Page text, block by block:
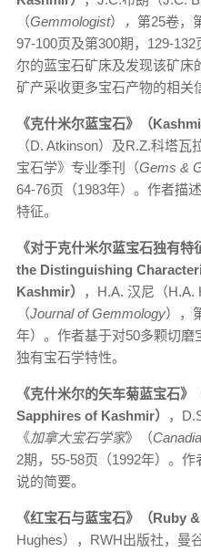
（Gemmologist） ， 第25卷，
97-100页及第300期，129-
尔的蓝宝石矿床及发现该矿床
矿产采收更多宝石产物的相关
《克什米尔蓝宝石》（
（D. Atkinson）及R.Z.科塔
宝石学》专业季刊（Gems &
64-76页（1983年）。作者描
特征。
《对于克什米尔蓝宝石独有特
the Distinguishing
Kashmir） ，H.A. 汉尼（H.A.
（Journal of Gemmology），
年）。作者基于对50多颗切
独有宝石学特性。
《克什米尔的矢车菊蓝宝石》
Sapphires of Kashmir）
，
《加拿大宝石学家》（
2期，55-58页（1992年）。
说的简要。
《红宝石与蓝宝石》（Ruby
Hughes），RWH出版社，曼